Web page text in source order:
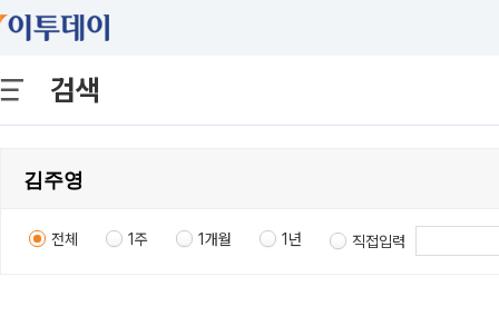
검색
전체 1주 1개월 1년 직접입력